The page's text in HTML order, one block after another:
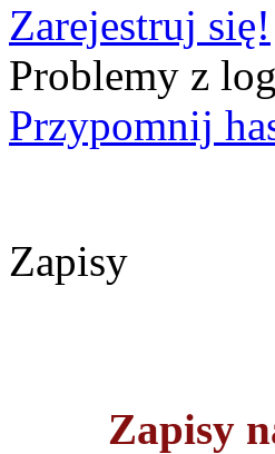
Zarejestruj się!
Problemy z
Przypomnij
Zapisy
Zapisy